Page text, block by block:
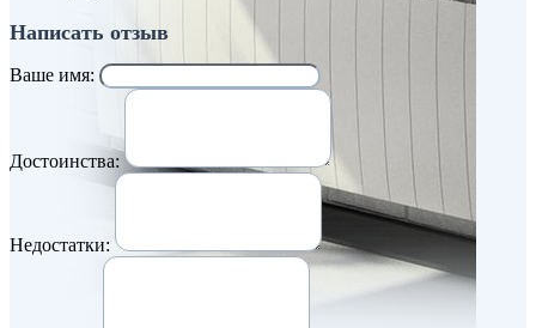
Написать отзыв
Ваше имя:
Достоинства:
Недостатки: